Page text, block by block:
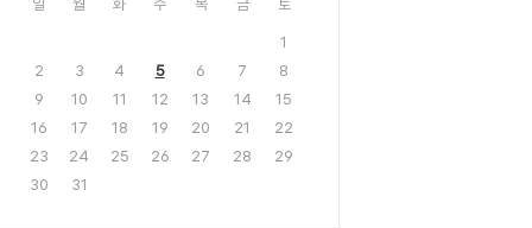
일 월 화 수 목 금 토
1
2
3 4 5 6 7
8
9
10 11 12 13 14
15
16
17 18 19 20 21
22
23
24 25 26 27 28
29
30
31